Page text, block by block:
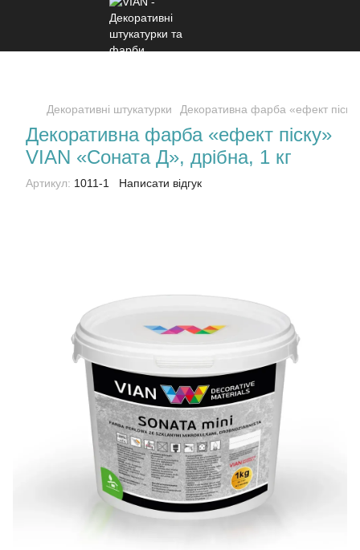
Декоративні штукатурки Декоративна фарба «ефект
Декоративна фарба «ефект піску»
VIAN «Соната Д», дрібна, 1 кг
Артикул: 1011-1 Написати відгук